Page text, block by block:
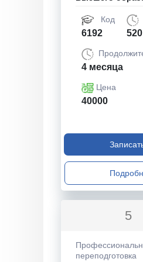
Код
6192 520
4 месяца
Цена
40000
5
переподготовка